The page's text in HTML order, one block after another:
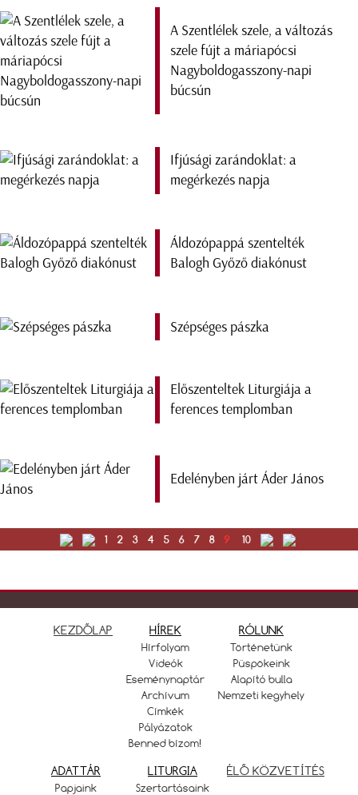
A Szentlélek szele, a változás
szele fújt a máriapócsi
Nagyboldogasszony-napi
búcsún
Ifjúsági zarándoklat: a
megérkezés napja
Áldozópappá szentelték
Balogh Győző diakónust
Szépséges pászka
Előszenteltek Liturgiája a
ferences templomban
Edelényben járt Áder János
1 2 3 4 5 6 7 8 9 10
KEZDŐLAP HÍREK
Hírfolyam
Videók
Eseménynaptár
Archívum
Címkék
Pályázatok
Benned bízom!
RÓLUNK
Történetünk
Püspökeink
Alapító bulla
Nemzeti kegyhely
ADATTÁR
Papjaink
LITURGIA
Szertartásaink
ÉLŐ KÖZVETÍTÉS